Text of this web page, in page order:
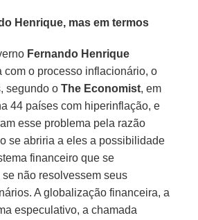
Henrique, mas em termos
Fernando Henrique
com o processo inflacionário, o
segundo oThe Economist, em
44 países com hiperinflação, e
esse problema pela razão
se abriria a eles a possibilidade
financeiro que se
não resolvessem seus
A globalização financeira, a
especulativo, a chamada